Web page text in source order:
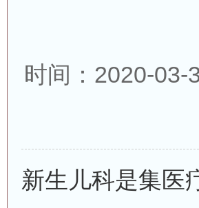
时间：2020-
新生儿科是集医